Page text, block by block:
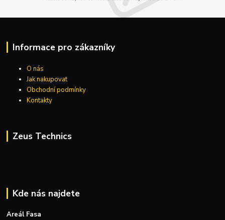
Informace pro zákazníky
O nás
Jak nakupovat
Obchodní podmínky
Kontakty
Zeus Technics
Kde nás najdete
Areál Fasa